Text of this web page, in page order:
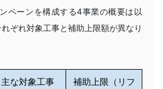
ペーンを構成する4事業の概要は以
ぞれ対象工事と補助上限額が異なり
主な対象工事
補助上限（リフ